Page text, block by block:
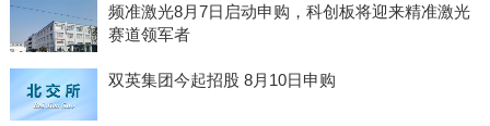
频准激光8月7日启动申购，科创板将迎来精准激光
赛道领军者
双英集团今起招股 8月10日申购